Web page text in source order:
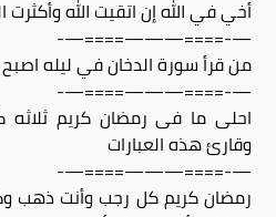
أخي في الله إن اتقيت الله وأكثرت
—-====———====—-
من قرأ سورة الدخان في ليله اصبح
—-====———====—-
احلى ما فى رمضان كريم ثلاثه
وقارئ هذه العبارات
—-====———====—-
رمضان كريم كل رجب وأنت ذهب